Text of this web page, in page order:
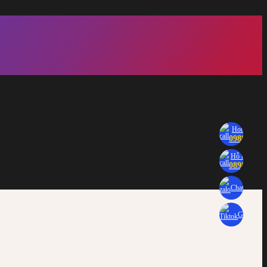
Hotline tư
0988 488
Hỗ trợ kỹ
0898 488
Chat Zalo
Gửi Email